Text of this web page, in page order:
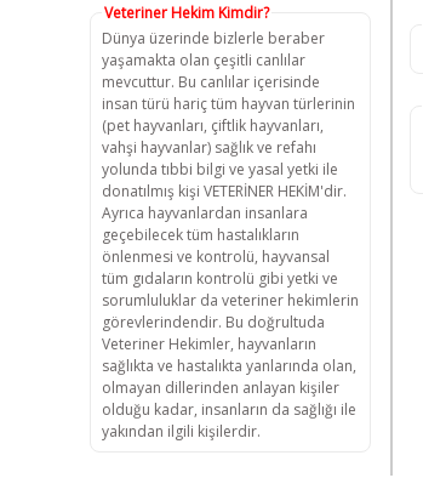
Veteriner Hekim Kimdir?
Dünya üzerinde bizlerle beraber
yaşamakta olan çeşitli canlılar
mevcuttur. Bu canlılar içerisinde
insan türü hariç tüm hayvan türlerinin
(pet hayvanları, çiftlik hayvanları,
vahşi hayvanlar) sağlık ve refahı
yolunda tıbbi bilgi ve yasal yetki ile
donatılmış kişi VETERİNER HEKİM'dir.
Ayrıca hayvanlardan insanlara
geçebilecek tüm hastalıkların
önlenmesi ve kontrolü, hayvansal
tüm gıdaların kontrolü gibi yetki ve
sorumluluklar da veteriner hekimlerin
görevlerindendir. Bu doğrultuda
Veteriner Hekimler, hayvanların
sağlıkta ve hastalıkta yanlarında olan,
olmayan dillerinden anlayan kişiler
olduğu kadar, insanların da sağlığı ile
yakından ilgili kişilerdir.